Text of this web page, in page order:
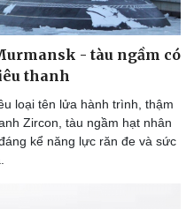
Xe máy
Tư vấn
- tàu ngầm có
thanh
loại tên lửa hành trình, thậm
Zircon, tàu ngầm hạt nhân
kể năng lực răn đe và sức